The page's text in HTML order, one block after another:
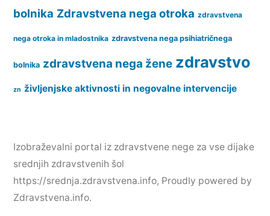
bolnika Zdravstvena nega otroka zdravstvena
nega otroka in mladostnika zdravstvena nega psihiatričnega
bolnika zdravstvena nega žene zdravstvo
zn življenjske aktivnosti in negovalne intervencije
Izobraževalni portal iz zdravstvene nege za vse dijake
srednjih zdravstvenih šol
https://srednja.zdravstvena.info, Proudly powered by
Zdravstvena.info.